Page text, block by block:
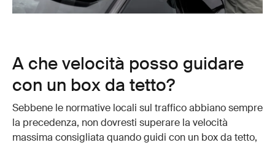
A che velocità posso guidare
con un box da tetto?
Sebbene le normative locali sul traffico abbiano sempre
la precedenza, non dovresti superare la velocità
massima consigliata quando guidi con un box da tetto,